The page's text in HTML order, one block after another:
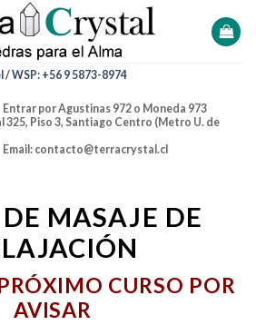
/ WSP: +56 9 5873-8974
972 o Moneda 973
Centro (Metro U. de
MASAJE DE
CURSO POR
AVISAR